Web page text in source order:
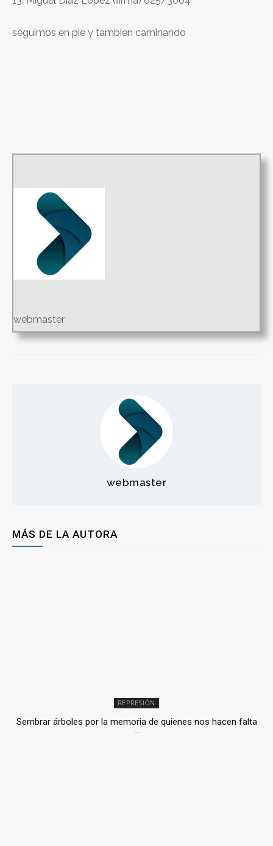
seguimos en pie y tambien caminando
webmaster
webmaster
MÁS DE LA AUTORA
REPRESIÓN
Sembrar árboles por la memoria de quienes nos hacen falta